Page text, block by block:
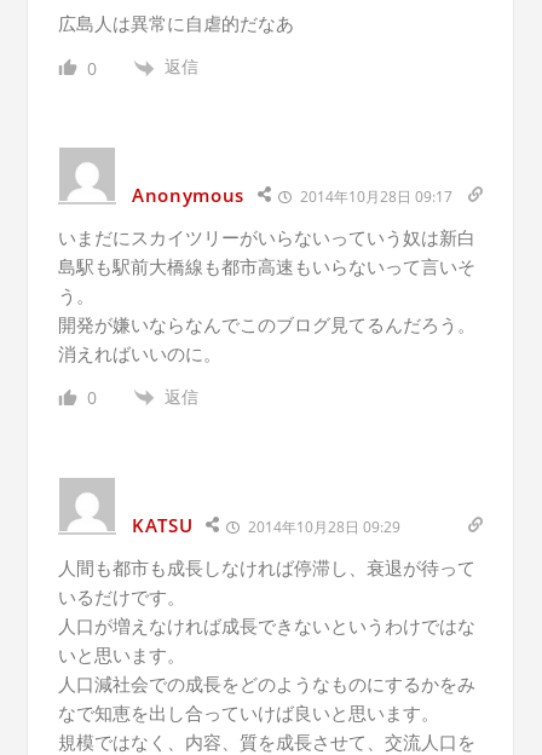
広島人は異常に自虐的だなあ
0 返信
Anonymous 2014年10月28日 09:17
いまだにスカイツリーがいらないっていう奴は新白
島駅も駅前大橋線も都市高速もいらないって言いそ
う。
開発が嫌いならなんでこのブログ見てるんだろう。
消えればいいのに。
0 返信
KATSU 2014年10月28日 09:29
人間も都市も成長しなければ停滞し、衰退が待って
いるだけです。
人口が増えなければ成長できないというわけではな
いと思います。
人口減社会での成長をどのようなものにするかをみ
なで知恵を出し合っていけば良いと思います。
規模ではなく、内容、質を成長させて、交流人口を